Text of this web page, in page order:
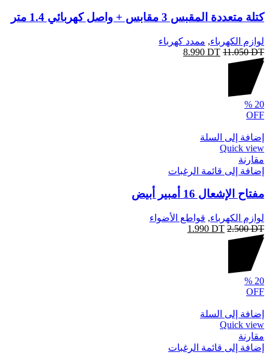
كتلة متعددة المقبس 3 مقابس + واصل كهربائي 1.4 متر
لوازم الكهرباء, ممدد كهرباء
11.050DT
8.990 DT
20
%
OFF
إضافة إلى السلة
Quick view
مقارنة
إضافة إلى قائمة الرغبات
مفتاح الإشعال 16 أمبير أبيض
لوازم الكهرباء, قواطع الأضواء
2.500DT
1.990 DT
20
%
OFF
إضافة إلى السلة
Quick view
مقارنة
إضافة إلى قائمة الرغبات